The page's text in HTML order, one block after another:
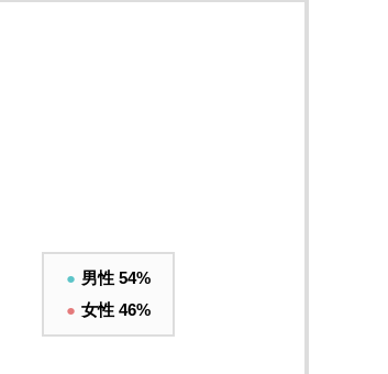
● 男性 54%
● 女性 46%